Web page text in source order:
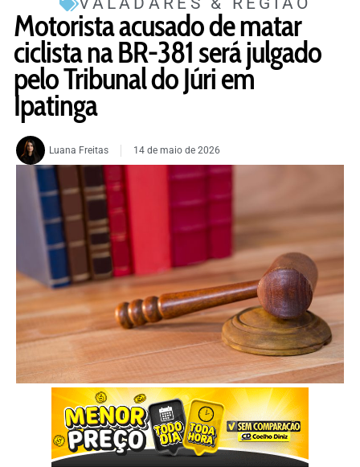
Motorista acusado de matar
ciclista na BR-381 será julgado
pelo Tribunal do Júri em
Ipatinga
Luana Freitas 14 de maio de 2026
FOTO: Ilustrativa/Freepik